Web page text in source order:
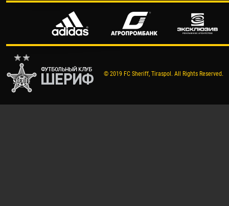
© 2019 FC Sheriff, Tiraspol. All Rights Reserved.